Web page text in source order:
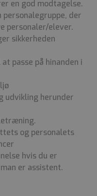
en god modtagelse.
der
personaler/elever.
sikkerheden
passe på hinanden i
udvikling herunder
og personalets
hvis du er
er assistent.